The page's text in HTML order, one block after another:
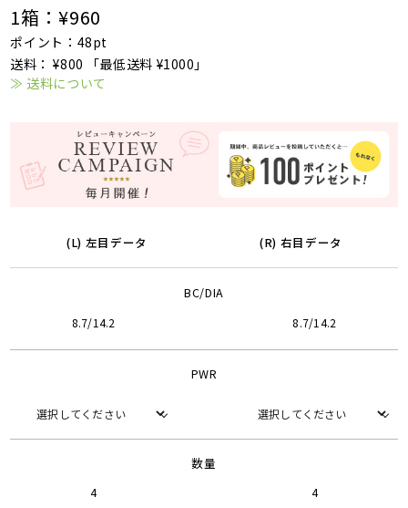
1箱：¥960
ポイント：48pt
送料： ¥800 「最低送料 ¥1000」
≫ 送料について
(L) 左目データ (R) 右目データ
BC/DIA
8.7/14.2 8.7/14.2
PWR
数量
4 4